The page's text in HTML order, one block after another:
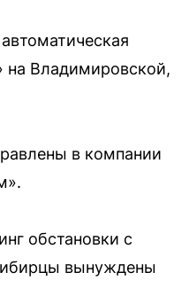
на Владимировской,
в компании
обстановки с
вынуждены